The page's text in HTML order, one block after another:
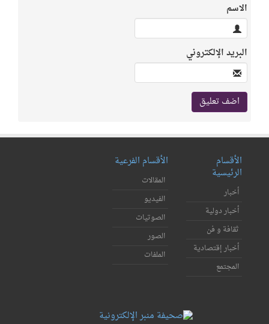
الاسم
البريد الإلكتروني
الأقسام
الرئيسية
أخبار
أخبار دولية
ثقافة و فن
أخبار إقتصادية
المجتمع
الأقسام الفرعية
المقالات
الفيديو
الصوتيات
الصور
الملفات